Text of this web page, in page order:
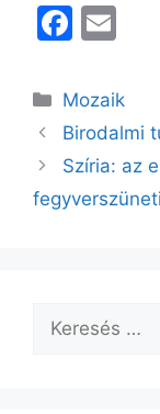
F
c
e
b
o
ai
l
Kategória
Mozaik
Birodalmi
Szíria: az
Keresés: